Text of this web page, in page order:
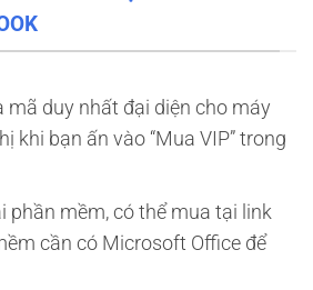
mã duy nhất đại diện cho máy
khi bạn ấn vào “Mua VIP” trong
phần mềm, có thể mua tại link
cần có Microsoft Office để